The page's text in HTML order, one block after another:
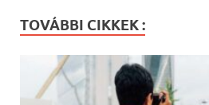
TOVÁBBI CIKKEK :